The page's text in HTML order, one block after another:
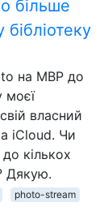
більше
на MBP до
моєї
власний
iCloud. Чи
кількох
Дякую.
photo-stream